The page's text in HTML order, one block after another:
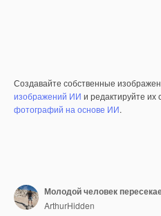
Создавайте собственные
изображений ИИ и редактируйте
фотографий на основе ИИ.
Молодой человек
ArthurHidden